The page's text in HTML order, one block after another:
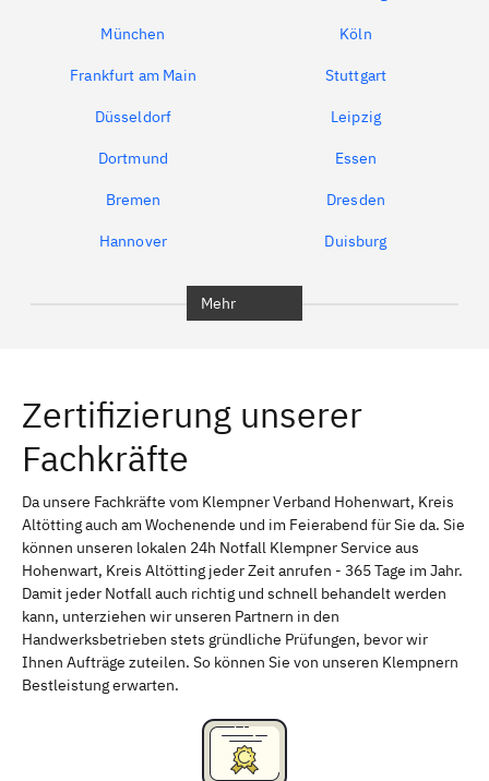
München Köln
Frankfurt am Main Stuttgart
Düsseldorf Leipzig
Dortmund Essen
Bremen Dresden
Hannover Duisburg
Erlangen Bamberg
Bayreuth
Schweinfurt Passau
Freising Rudelsdorf, Mittelfranken
Mehr
Zertifizierung unserer
Fachkräfte
Da unsere Fachkräfte vom Klempner Verband Hohenwart, Kreis
Altötting auch am Wochenende und im Feierabend für Sie da. Sie
können unseren lokalen 24h Notfall Klempner Service aus
Hohenwart, Kreis Altötting jeder Zeit anrufen - 365 Tage im Jahr.
Damit jeder Notfall auch richtig und schnell behandelt werden
kann, unterziehen wir unseren Partnern in den
Handwerksbetrieben stets gründliche Prüfungen, bevor wir
Ihnen Aufträge zuteilen. So können Sie von unseren Klempnern
Bestleistung erwarten.